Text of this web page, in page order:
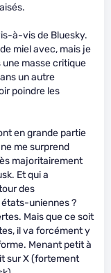
à-vis de Bluesky.
miel avec, mais je
une masse critique
un autre
poindre les
en grande partie
me surprend
majoritairement
Et qui a
des
uniennes ?
Mais que ce soit
il va forcément y
Menant petit à
sur X (fortement